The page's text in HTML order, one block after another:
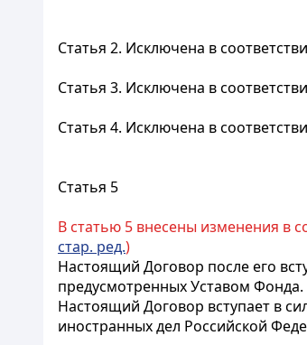
Статья 2. Исключена в
Статья 3. Исключена в
Статья 4. Исключена в
Статья 5
В статью 5 внесены изменения в
стар. ред.)
Настоящий Договор после его
предусмотренных Уставом Фонда.
Настоящий Договор вступает в
иностранных дел Российской